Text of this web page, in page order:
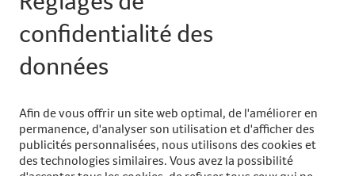
Centrale
+41 31 858 48 48
info@transgourmet.ch
your
language
Suivez-nous sur